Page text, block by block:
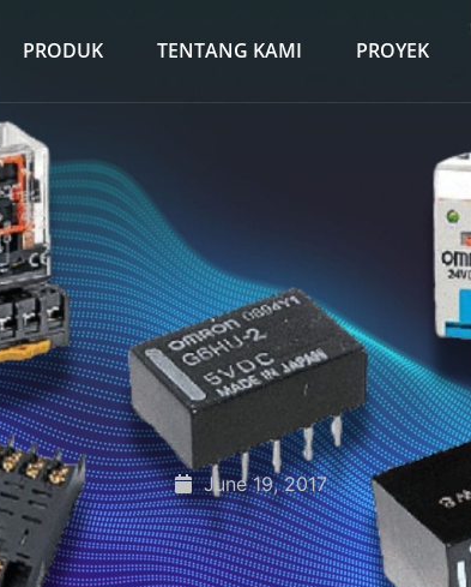
PRODUK TENTANG KAMI PROYEK
June 19, 2017